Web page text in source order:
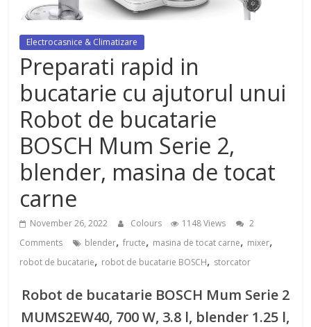
antirid Ivatherm pentru o piele
Electrocasnice & Climatizare
Preparati rapid in
bucatarie cu ajutorul unui
Robot de bucatarie
BOSCH Mum Serie 2,
blender, masina de tocat
carne
November 26, 2022 Colours 1148 Views
2
Comments
blender,fructe, masina de tocat carne, mixer,
robot de bucatarie, robot de bucatarie BOSCH, storcator
Robot de bucatarie BOSCH Mum Serie 2
MUMS2EW40, 700 W, 3.8 l, blender 1.25 l,